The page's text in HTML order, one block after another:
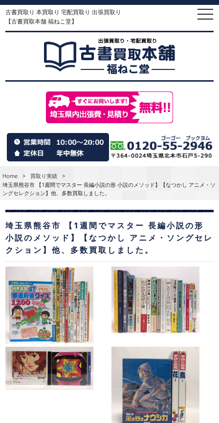
古書買取り 本買取り 宅配買取り 出張買取り
【古書買取本舗 福ねこ堂】
Home > 買取り実績
>
埼玉県熊谷市 【1週間でマスター 長編小説の形 小説のメソッド】【なつかし アニメ・ソ
ングセレクション】他、多数買取しました。
埼玉県熊谷市 【1週間でマスター 長編小説の形
小説のメソッド】【なつかし アニメ・ソングセレ
クション】他、多数買取しました。